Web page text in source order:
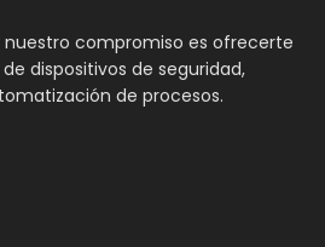
nuestro compromiso es ofrecerte
dispositivos de seguridad,
de procesos.